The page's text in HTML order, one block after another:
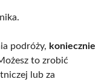
podróży, koniecznie
to zrobić
lub za